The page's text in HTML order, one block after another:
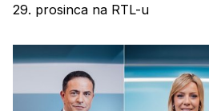
29. prosinca na RTL-u